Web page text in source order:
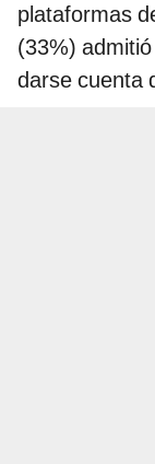
plataformas
(33%)
darse cuenta